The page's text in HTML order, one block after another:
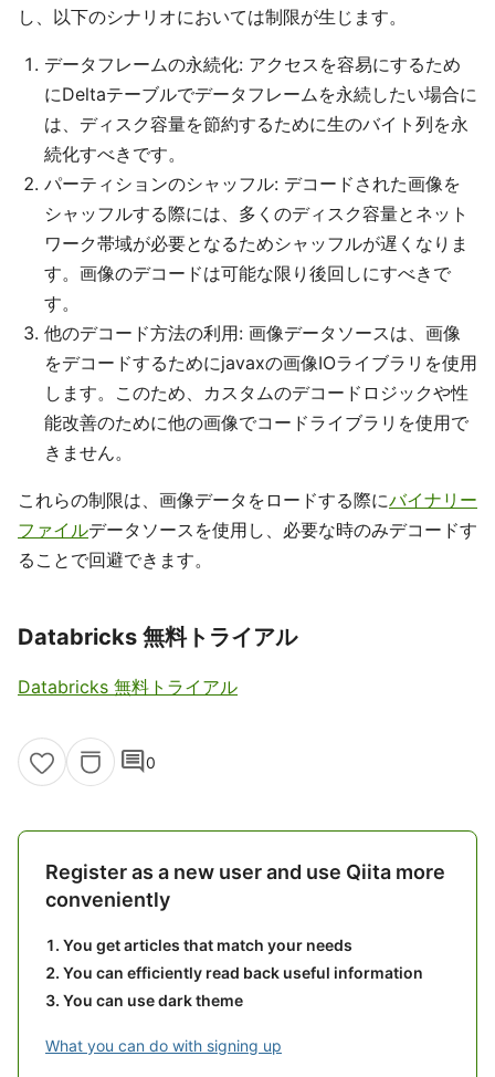
し、以下のシナリオにおいては制限が生じます。
データフレームの永続化: アクセスを容易にするため
にDeltaテーブルでデータフレームを永続したい場合に
は、ディスク容量を節約するために生のバイト列を永
続化すべきです。
パーティションのシャッフル: デコードされた画像を
シャッフルする際には、多くのディスク容量とネット
ワーク帯域が必要となるためシャッフルが遅くなりま
す。画像のデコードは可能な限り後回しにすべきで
す。
他のデコード方法の利用: 画像データソースは、画像
をデコードするためにjavaxの画像IOライブラリを使用
します。このため、カスタムのデコードロジックや性
能改善のために他の画像でコードライブラリを使用で
きません。
これらの制限は、画像データをロードする際にバイナリー
ファイルデータソースを使用し、必要な時のみデコードす
ることで回避できます。
Databricks 無料トライアル
Databricks 無料トライアル
comment0
Register as a new user and use Qiita more
conveniently
You get articles that match your needs
You can efficiently read back useful information
You can use dark theme
What you can do with signing up